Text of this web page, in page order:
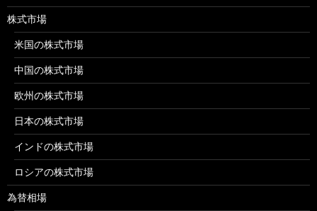
株式市場
米国の株式市場
中国の株式市場
欧州の株式市場
日本の株式市場
インドの株式市場
ロシアの株式市場
為替相場